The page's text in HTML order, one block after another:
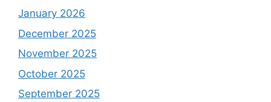
January 2026
December 2025
November 2025
October 2025
September 2025